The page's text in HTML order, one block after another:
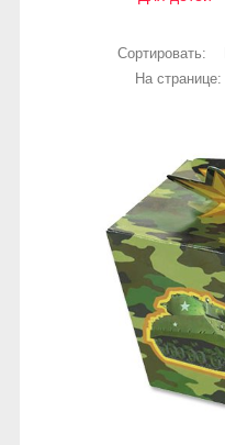
Сортировать:
На странице: